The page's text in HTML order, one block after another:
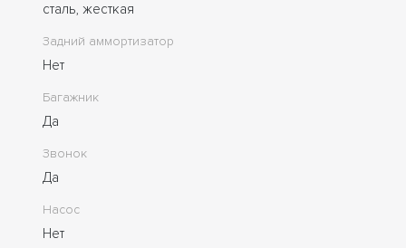
сталь, жесткая
Задний аммортизатор
Нет
Багажник
Да
Звонок
Да
Насос
Нет